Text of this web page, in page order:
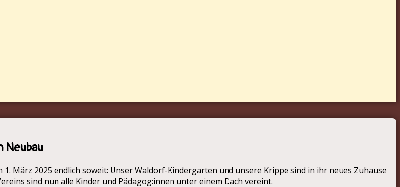
Neubau
März 2025 endlich soweit: Unser Waldorf-Kindergarten und unsere Krippe sind in ihr neues Zuhause
sind nun alle Kinder und Pädagog:innen unter einem Dach vereint.